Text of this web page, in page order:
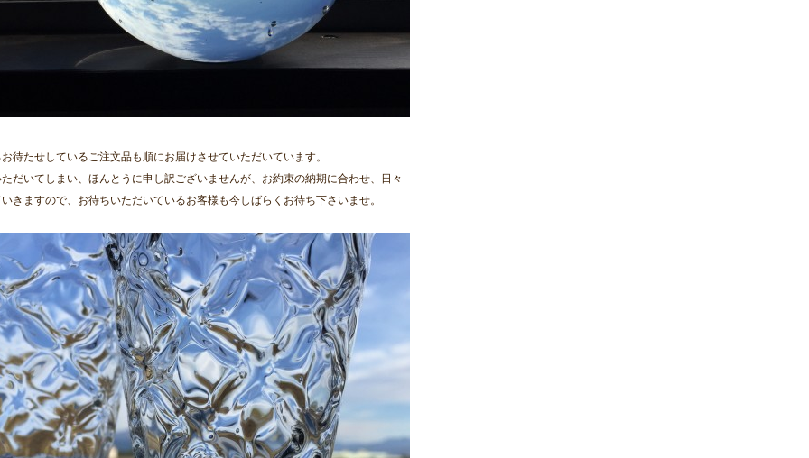
待たせしているご注文品も順にお届けさせていただいています。
だいてしまい、ほんとうに申し訳ございませんが、お約束の納期に合わせ、日々
きますので、お待ちいただいているお客様も今しばらくお待ち下さいませ。